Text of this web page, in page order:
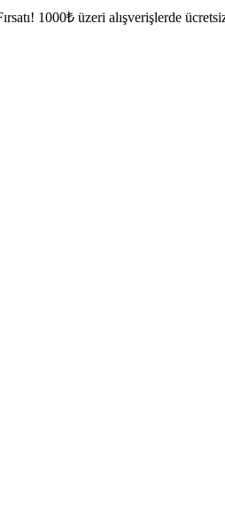
1000₺ üzeri alışverişlerde